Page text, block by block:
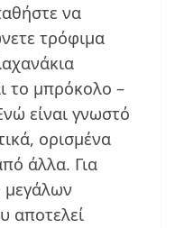
να
τρόφιμα
το μπρόκολο –
είναι γνωστό
ορισμένα
άλλα. Για
αποτελεί